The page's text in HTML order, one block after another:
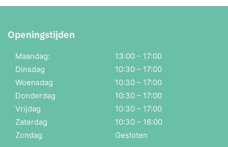
Openingstijden
Maandag:
13:00 – 17:00
Dinsdag
10:30 – 17:00
Woensdag
10:30 – 17:00
Donderdag
10:30 – 17:00
Vrijdag
10:30 – 17:00
Zaterdag
10:30 – 16:00
Zondag
Gesloten